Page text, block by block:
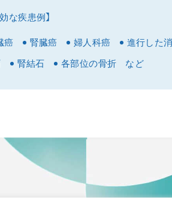
な疾患例】
癌 腎臓癌 婦人科癌 進行した
腎結石 各部位の骨折 など
て
へ
可能です。またWEB問診にも対応しており